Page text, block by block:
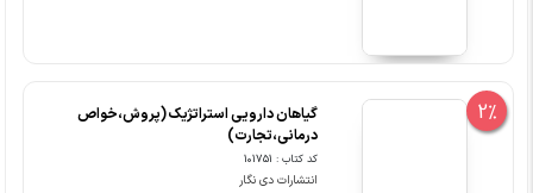
2%
گیاهان دارویی استراتژیک (پروش،خواص
درمانی،تجارت)
کد کتاب : 101751
انتشارات دی نگار